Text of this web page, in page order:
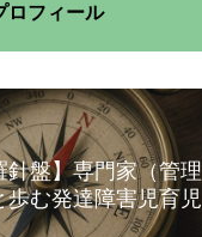
ロフィール
針盤】専門家（管理
歩む発達障害児育児